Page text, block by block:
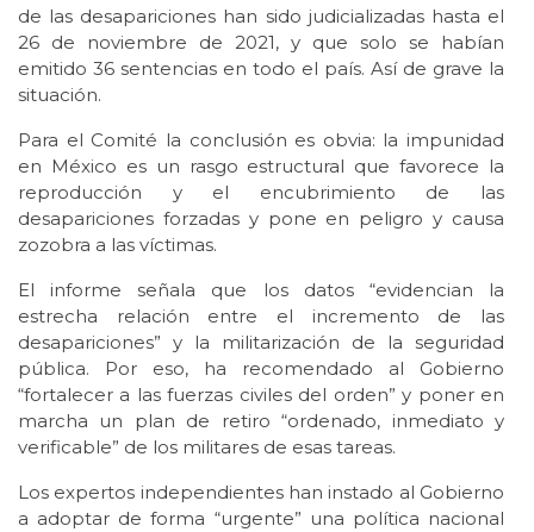
de las desapariciones han sido judicializadas hasta el
26 de noviembre de 2021, y que solo se habían
emitido 36 sentencias en todo el país. Así de grave la
situación.
Para el Comité la conclusión es obvia: la impunidad
en México es un rasgo estructural que favorece la
reproducción y el encubrimiento de las
desapariciones forzadas y pone en peligro y causa
zozobra a las víctimas.
El informe señala que los datos “evidencian la
estrecha relación entre el incremento de las
desapariciones” y la militarización de la seguridad
pública. Por eso, ha recomendado al Gobierno
“fortalecer a las fuerzas civiles del orden” y poner en
marcha un plan de retiro “ordenado, inmediato y
verificable” de los militares de esas tareas.
Los expertos independientes han instado al Gobierno
a adoptar de forma “urgente” una política nacional